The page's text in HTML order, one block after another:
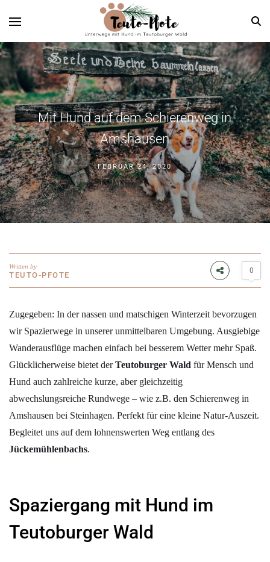
Mit Hund auf dem Schierenweg in
Amshausen
FEBRUAR 24, 2020
Written by
TEUTO-PFOTE 0
Zugegeben: In der nassen und matschigen Winterzeit bevorzugen
wir Spazierwege in unserer unmittelbaren Umgebung. Ausgiebige
Wanderausflüge machen einfach bei besserem Wetter mehr Spaß.
Glücklicherweise bietet derTeutoburger Wald für Mensch und
Hund auch zahlreiche kurze, aber gleichzeitig
abwechslungsreiche Rundwege – wie z.B. den Schierenweg in
Amshausen bei Steinhagen. Perfekt für eine kleine Natur-Auszeit.
Begleitet uns auf dem lohnenswerten Weg entlang des
Jückemühlenbachs.
Spaziergang mit Hund im
Teutoburger Wald